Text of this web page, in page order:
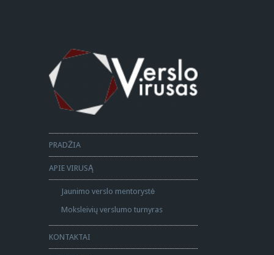
PRADŽIA
APIE VIRUSĄ
Jaunimo verslo mentorystė
Moksleivių verslumo turnyras
KONTAKTAI